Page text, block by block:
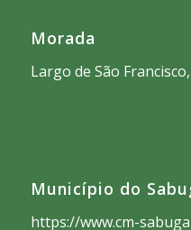
Morada
Largo de São
Município do
https://www.cm-